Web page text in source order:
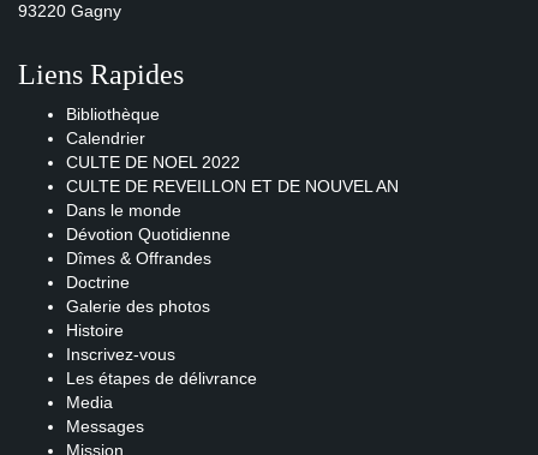
93220 Gagny
Liens Rapides
Bibliothèque
Calendrier
CULTE DE NOEL 2022
CULTE DE REVEILLON ET DE NOUVEL AN
Dans le monde
Dévotion Quotidienne
Dîmes & Offrandes
Doctrine
Galerie des photos
Histoire
Inscrivez-vous
Les étapes de délivrance
Media
Messages
Mission